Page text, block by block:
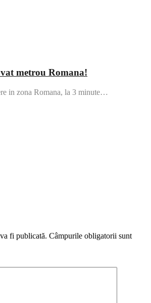
metrou Romana!
in zona Romana, la 3 minute…
fi publicată. Câmpurile obligatorii sunt